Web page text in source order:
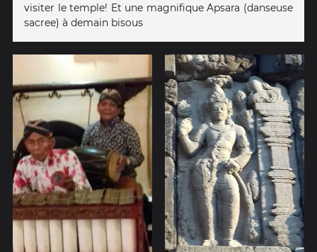
visiter le temple! Et une magnifique Apsara (danseuse
sacree) à demain bisous